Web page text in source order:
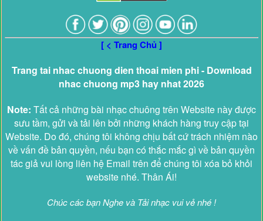
[ < Trang Chủ ]
Trang tai nhac chuong dien thoai mien phi - Download
nhac chuong mp3 hay nhat 2026
Note: Tất cả những bài nhạc chuông trên Website này được
sưu tầm, gửi và tải lên bởi những khách hàng truy cập tại
Website. Do đó, chúng tôi không chịu bất cứ trách nhiệm nào
về vấn đề bản quyền, nếu bạn có thắc mắc gì về bản quyền
tác giả vui lòng liên hệ Email trên để chúng tôi xóa bỏ khỏi
website nhé. Thân Ái!
Chúc các bạn Nghe và Tải nhạc vui vẻ nhé !